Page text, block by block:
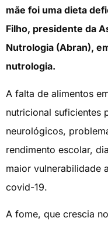
mãe foi uma dieta
Filho, presidente da
Nutrologia (Abran),
nutrologia.
A falta de alimentos
nutricional suficientes
neurológicos,
rendimento escolar,
maior vulnerabilidade
covid-19.
A fome, que crescia